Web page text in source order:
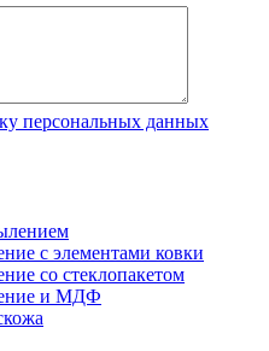
персональных данных
с элементами ковки
со стеклопакетом
и МДФ